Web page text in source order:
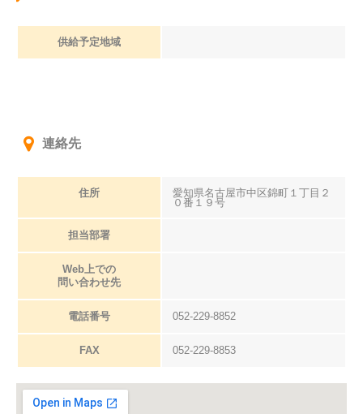
供給予定地域
連絡先
住所
愛知県名古屋市中区錦町１丁目２
０番１９号
担当部署
Web上での
問い合わせ先
電話番号 052-229-8852
FAX 052-229-8853